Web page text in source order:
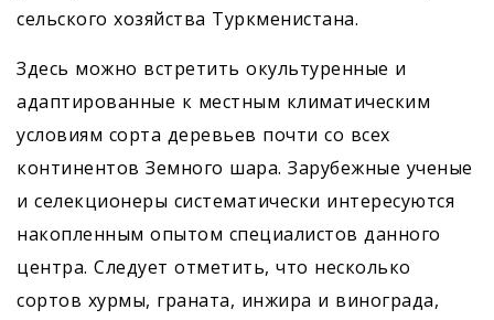
сельского хозяйства Туркменистана.
Здесь можно встретить окультуренные и
адаптированные к местным климатическим
условиям сорта деревьев почти со всех
континентов Земного шара. Зарубежные ученые
и селекционеры систематически интересуются
накопленным опытом специалистов данного
центра. Следует отметить, что несколько
сортов хурмы, граната, инжира и винограда,